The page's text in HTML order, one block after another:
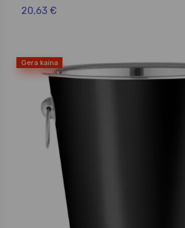
20,63 €
Gera kaina